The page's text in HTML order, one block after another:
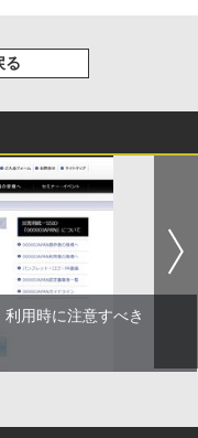
る
用時に注意すべき